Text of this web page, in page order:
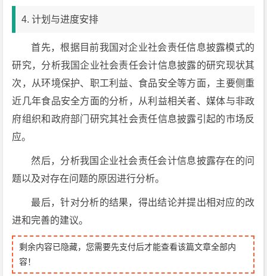
4. 计划与进度安排
首先，根据目前我国对企业社会责任信息披露模式的
研究，分析我国企业社会责任会计信息披露的研究现状其
次，从环境保护、职工利益、食品安全等方面，主要侧重
近几年食品安全方面的分析，从利益相关者、媒体与非政
府组织和政府部门研究其社会责任信息披露引起的市场反
应。
然后，分析我国企业社会责任会计信息披露存在的问
题以及对存在问题的原因进行分析。
最后，针对分析的结果，得出结论并提出相对应的改
进和完善的建议。
剩余内容已隐藏，您需要先支付后才能查看该篇文章全部内
容！